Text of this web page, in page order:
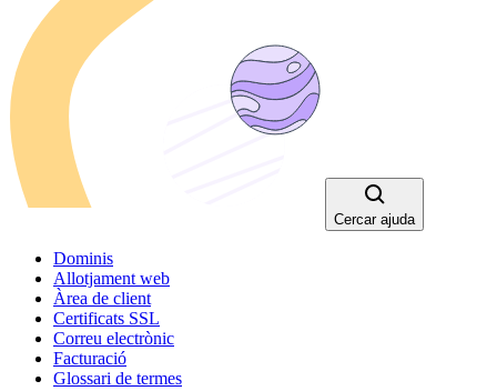
Cercar ajuda
Dominis
Allotjament web
Àrea de client
Certificats SSL
Correu electrònic
Facturació
Glossari de termes